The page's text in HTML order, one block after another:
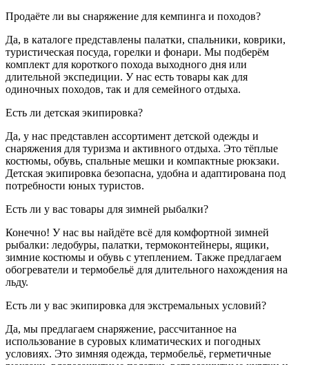
Продаёте ли вы снаряжение для кемпинга и походов?
Да, в каталоге представлены палатки, спальники, коврики,
туристическая посуда, горелки и фонари. Мы подберём
комплект для короткого похода выходного дня или
длительной экспедиции. У нас есть товары как для
одиночных походов, так и для семейного отдыха.
Есть ли детская экипировка?
Да, у нас представлен ассортимент детской одежды и
снаряжения для туризма и активного отдыха. Это тёплые
костюмы, обувь, спальные мешки и компактные рюкзаки.
Детская экипировка безопасна, удобна и адаптирована под
потребности юных туристов.
Есть ли у вас товары для зимней рыбалки?
Конечно! У нас вы найдёте всё для комфортной зимней
рыбалки: ледобуры, палатки, термоконтейнеры, ящики,
зимние костюмы и обувь с утеплением. Также предлагаем
обогреватели и термобельё для длительного нахождения на
льду.
Есть ли у вас экипировка для экстремальных условий?
Да, мы предлагаем снаряжение, рассчитанное на
использование в суровых климатических и погодных
условиях. Это зимняя одежда, термобельё, герметичные